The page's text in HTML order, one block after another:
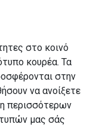
στο κοινό
κουρέα. Τα
στην
να ανοίξετε
περισσότερων
μας σάς